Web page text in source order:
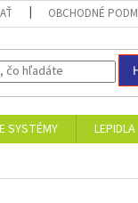
OBCHODNÉ
SYSTÉMY LEPIDLA